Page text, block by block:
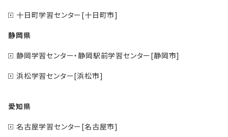
十日町学習センター[十日町市]
静岡県
静岡学習センター・静岡駅前学習センター[静岡市]
浜松学習センター[浜松市]
愛知県
名古屋学習センター[名古屋市]